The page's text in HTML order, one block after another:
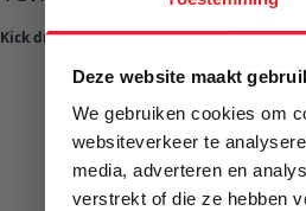
Deze website maakt
We gebruiken cookies om
websiteverkeer te
media, adverteren en
verstrekt of die ze hebben
Kick draaistoel Olof -